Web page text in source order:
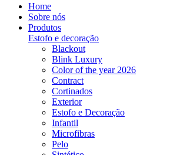
Home
Sobre nós
Produtos
Estofo e decoração
Blackout
Blink Luxury
Color of the year 2026
Contract
Cortinados
Exterior
Estofo e Decoração
Infantil
Microfibras
Pelo